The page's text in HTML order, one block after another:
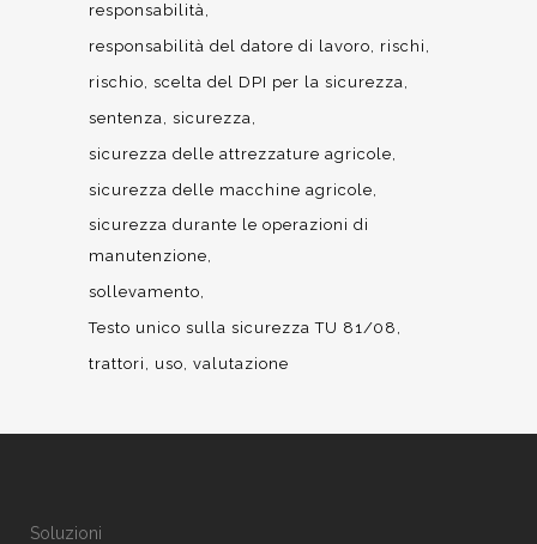
responsabilità
responsabilità del datore di lavoro
rischi
rischio scelta del DPI per la sicurezza
sentenza sicurezza
sicurezza delle attrezzature agricole
sicurezza delle macchine agricole
sicurezza durante le operazioni di
manutenzione
sollevamento
Testo unico sulla sicurezza TU 81/08
trattori
uso valutazione
Soluzioni